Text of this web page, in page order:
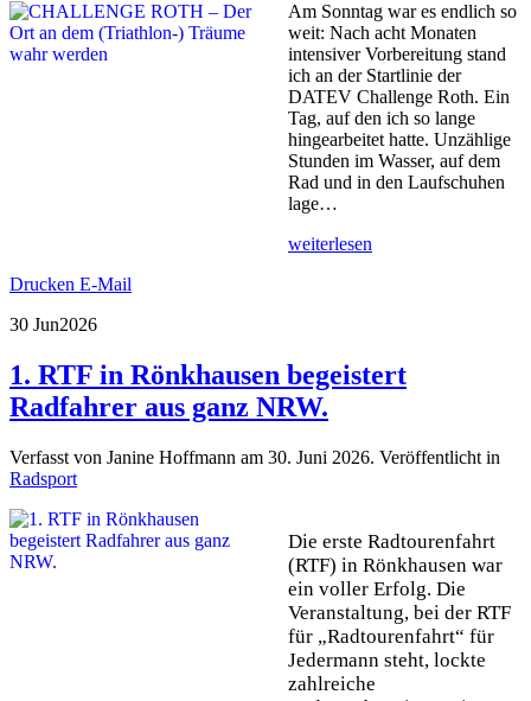
Am Sonntag war es endlich so
weit: Nach acht Monaten
intensiver Vorbereitung stand
ich an der Startlinie der
DATEV Challenge Roth. Ein
Tag, auf den ich so lange
hingearbeitet hatte. Unzählige
Stunden im Wasser, auf dem
Rad und in den Laufschuhen
lage…
weiterlesen
Drucken E-Mail
30 Jun2026
1. RTF in Rönkhausen begeistert
Radfahrer aus ganz NRW.
Verfasst von Janine Hoffmann am 30. Juni 2026. Veröffentlicht in
Radsport
Die erste Radtourenfahrt
(RTF) in Rönkhausen war
ein voller Erfolg. Die
Veranstaltung, bei der RTF
für „Radtourenfahrt“ für
Jedermann steht, lockte
zahlreiche